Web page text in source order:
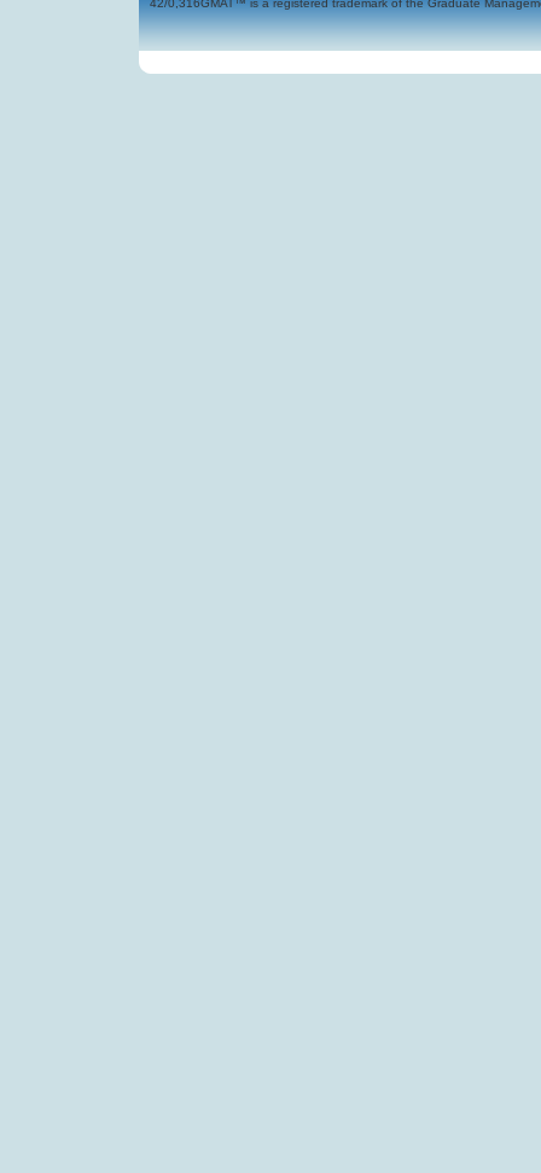
42/0,316GMAT™ is a registered trademark of the Graduate